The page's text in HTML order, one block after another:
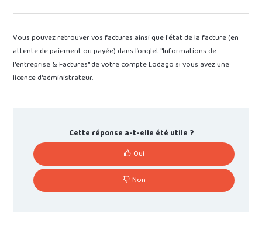
Vous pouvez retrouver vos factures ainsi que l'état de la facture (en
attente de paiement ou payée) dans l’onglet "Informations de
l'entreprise & Factures" de votre compte Lodago si vous avez une
licence d'administrateur.
Cette réponse a-t-elle été utile ?
Oui
Non